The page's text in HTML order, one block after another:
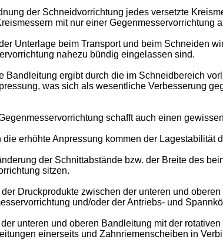
der Schneidvorrichtung jedes versetzte
mit nur einer Gegenmesservorrichtung
Unterlage beim Transport und beim Schneiden
nahezu bündig eingelassen sind.
Bandleitung ergibt durch die im Schneidbereich
was sich als wesentliche Verbesserung
schafft auch einen
erhöhte Anpressung kommen der Lagestabilität
der Schnittabstände bzw. der Breite des
sitzen.
Druckprodukte zwischen der unteren und
und/oder der Antriebs- und
unteren und oberen Bandleitung mit der
einerseits und Zahnriemenscheiben in